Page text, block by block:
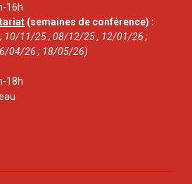
16h
(semaines de conférence) :
10/11/25 ; 08/12/25 ; 12/01/26 ;
04/26 ; 18/05/26)
18h